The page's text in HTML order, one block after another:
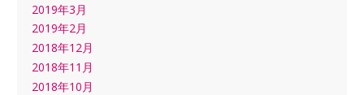
2019年3月
2019年2月
2018年12月
2018年11月
2018年10月